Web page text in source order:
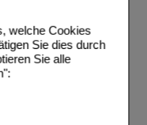
welche Cookies
Sie dies durch
Sie alle
einlösen
anfordern
downloaden